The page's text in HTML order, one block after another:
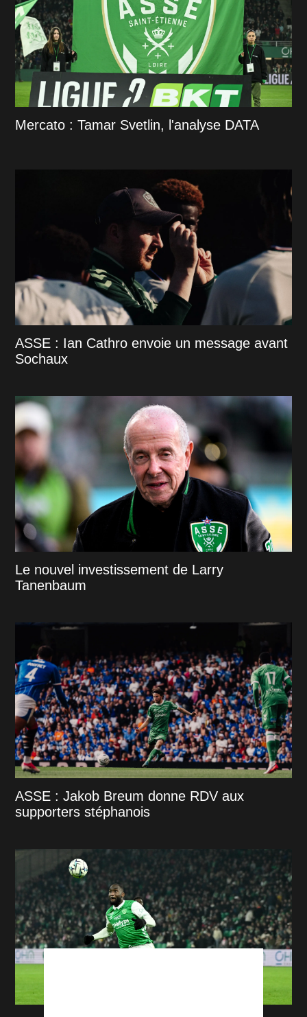
Mercato : Tamar Svetlin, l'analyse DATA
ASSE : Ian Cathro envoie un message avant
Sochaux
Le nouvel investissement de Larry
Tanenbaum
ASSE : Jakob Breum donne RDV aux
supporters stéphanois